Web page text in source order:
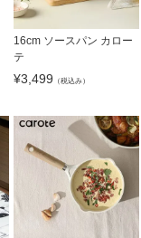
16cm ソースパン カロー
テ
¥3,499 （税込み）